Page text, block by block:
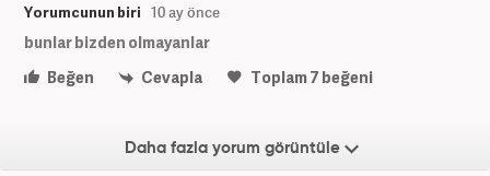
Yorumcunun biri 10 ay önce
bunlar bizden olmayanlar
Beğen
Cevapla Toplam7 beğeni
Daha fazla yorum görüntüle